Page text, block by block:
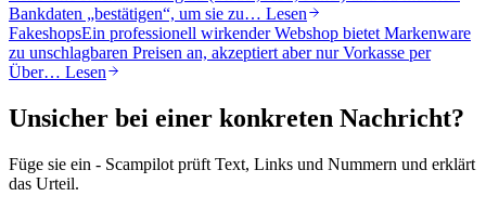
Bankdaten „bestätigen“, um sie zu… Lesen
FakeshopsEin professionell wirkender Webshop bietet Markenware
zu unschlagbaren Preisen an, akzeptiert aber nur Vorkasse per
Über… Lesen
Unsicher bei einer konkreten Nachricht?
Füge sie ein - Scampilot prüft Text, Links und Nummern und erklärt
das Urteil.